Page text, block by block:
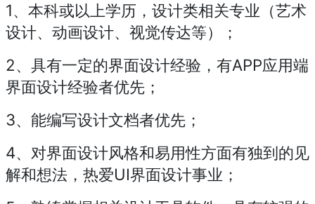
1、本科或以上学历，设计类相关专业（艺术
设计、动画设计、视觉传达等）；
2、具有一定的界面设计经验，有APP应用端
界面设计经验者优先；
3、能编写设计文档者优先；
4、对界面设计风格和易用性方面有独到的见
解和想法，热爱UI界面设计事业；